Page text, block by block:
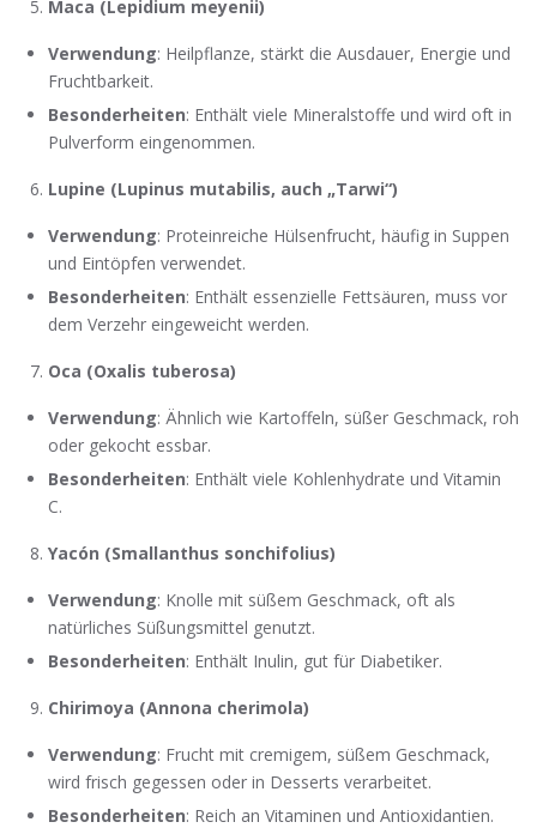
Maca (Lepidium meyenii)
Verwendung: Heilpflanze, stärkt die Ausdauer, Energie und
Fruchtbarkeit.
Besonderheiten: Enthält viele Mineralstoffe und wird oft in
Pulverform eingenommen.
Lupine (Lupinus mutabilis, auch „Tarwi“)
Verwendung: Proteinreiche Hülsenfrucht, häufig in Suppen
und Eintöpfen verwendet.
Besonderheiten: Enthält essenzielle Fettsäuren, muss vor
dem Verzehr eingeweicht werden.
Oca (Oxalis tuberosa)
Verwendung: Ähnlich wie Kartoffeln, süßer Geschmack, roh
oder gekocht essbar.
Besonderheiten: Enthält viele Kohlenhydrate und Vitamin
C.
Yacón (Smallanthus sonchifolius)
Verwendung: Knolle mit süßem Geschmack, oft als
natürliches Süßungsmittel genutzt.
Besonderheiten: Enthält Inulin, gut für Diabetiker.
Chirimoya (Annona cherimola)
Verwendung: Frucht mit cremigem, süßem Geschmack,
wird frisch gegessen oder in Desserts verarbeitet.
Besonderheiten: Reich an Vitaminen und Antioxidantien.